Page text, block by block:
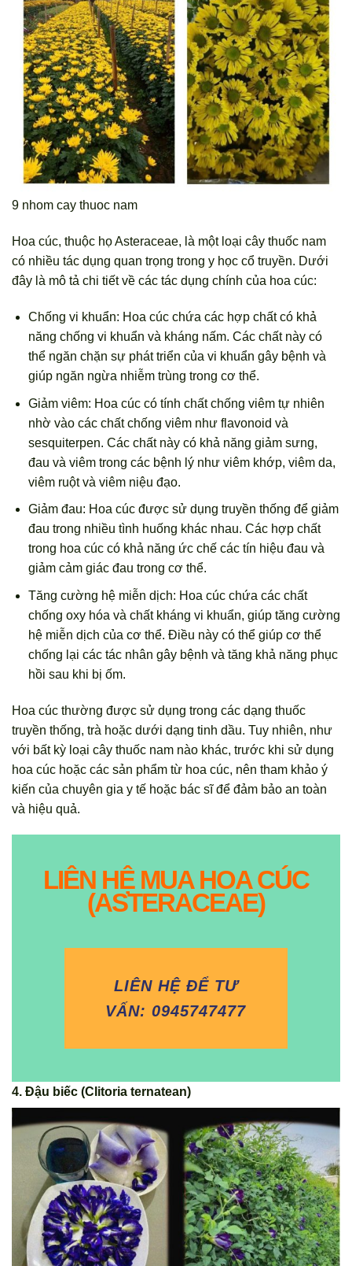
9 nhom cay thuoc nam
Hoa cúc, thuộc họ Asteraceae, là một loại cây thuốc nam
có nhiều tác dụng quan trọng trong y học cổ truyền. Dưới
đây là mô tả chi tiết về các tác dụng chính của hoa cúc:
Chống vi khuẩn: Hoa cúc chứa các hợp chất có khả
năng chống vi khuẩn và kháng nấm. Các chất này có
thể ngăn chặn sự phát triển của vi khuẩn gây bệnh và
giúp ngăn ngừa nhiễm trùng trong cơ thể.
Giảm viêm: Hoa cúc có tính chất chống viêm tự nhiên
nhờ vào các chất chống viêm như flavonoid và
sesquiterpen. Các chất này có khả năng giảm sưng,
đau và viêm trong các bệnh lý như viêm khớp, viêm da,
viêm ruột và viêm niệu đạo.
Giảm đau: Hoa cúc được sử dụng truyền thống để giảm
đau trong nhiều tình huống khác nhau. Các hợp chất
trong hoa cúc có khả năng ức chế các tín hiệu đau và
giảm cảm giác đau trong cơ thể.
Tăng cường hệ miễn dịch: Hoa cúc chứa các chất
chống oxy hóa và chất kháng vi khuẩn, giúp tăng cường
hệ miễn dịch của cơ thể. Điều này có thể giúp cơ thể
chống lại các tác nhân gây bệnh và tăng khả năng phục
hồi sau khi bị ốm.
Hoa cúc thường được sử dụng trong các dạng thuốc
truyền thống, trà hoặc dưới dạng tinh dầu. Tuy nhiên, như
với bất kỳ loại cây thuốc nam nào khác, trước khi sử dụng
hoa cúc hoặc các sản phẩm từ hoa cúc, nên tham khảo ý
kiến của chuyên gia y tế hoặc bác sĩ để đảm bảo an toàn
và hiệu quả.
LIÊN HỆ MUA HOA CÚC
(ASTERACEAE)
LIÊN HỆ ĐỂ TƯ
VẤN: 0945747477
4. Đậu biếc (Clitoria ternatean)